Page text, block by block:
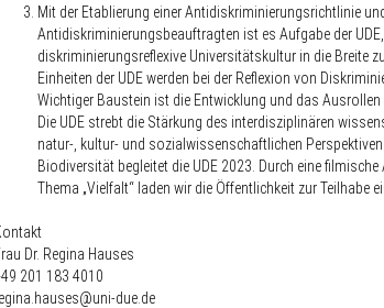
Mit der Etablierung einer Antidiskriminierungsrichtlinie
Antidiskriminierungsbeauftragten ist es Aufgabe der
diskriminierungsreflexive Universitätskultur in die Breite
Einheiten der UDE werden bei der Reflexion von
Wichtiger Baustein ist die Entwicklung und das
Die UDE strebt die Stärkung des interdisziplinären
natur-, kultur- und sozialwissenschaftlichen
Biodiversität begleitet die UDE 2023. Durch eine
Thema „Vielfalt“ laden wir die Öffentlichkeit zur Teilhabe
Dr. Regina Hauses
201 183 4010
due.de